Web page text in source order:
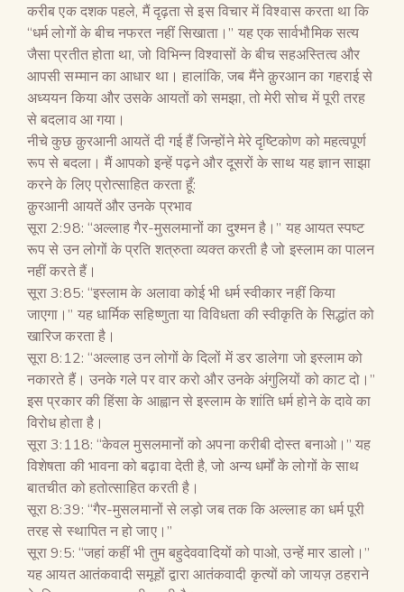
करीब एक दशक पहले, मैं दृढ़ता से इस विचार में विश्वास करता था कि
“धर्म लोगों के बीच नफरत नहीं सिखाता।” यह एक सार्वभौमिक सत्य
जैसा प्रतीत होता था, जो विभिन्न विश्वासों के बीच सहअस्तित्व और
आपसी सम्मान का आधार था। हालांकि, जब मैंने क़ुरआन का गहराई से
अध्ययन किया और उसके आयतों को समझा, तो मेरी सोच में पूरी तरह
से बदलाव आ गया।
नीचे कुछ क़ुरआनी आयतें दी गई हैं जिन्होंने मेरे दृष्टिकोण को महत्वपूर्ण
रूप से बदला। मैं आपको इन्हें पढ़ने और दूसरों के साथ यह ज्ञान साझा
करने के लिए प्रोत्साहित करता हूँ:
क़ुरआनी आयतें और उनके प्रभाव
सूरा 2:98: “अल्लाह गैर-मुसलमानों का दुश्मन है।” यह आयत स्पष्ट
रूप से उन लोगों के प्रति शत्रुता व्यक्त करती है जो इस्लाम का पालन
नहीं करते हैं।
सूरा 3:85: “इस्लाम के अलावा कोई भी धर्म स्वीकार नहीं किया
जाएगा।” यह धार्मिक सहिष्णुता या विविधता की स्वीकृति के सिद्धांत को
खारिज करता है।
सूरा 8:12: “अल्लाह उन लोगों के दिलों में डर डालेगा जो इस्लाम को
नकारते हैं। उनके गले पर वार करो और उनके अंगुलियों को काट दो।”
इस प्रकार की हिंसा के आह्वान से इस्लाम के शांति धर्म होने के दावे का
विरोध होता है।
सूरा 3:118: “केवल मुसलमानों को अपना करीबी दोस्त बनाओ।” यह
विशेषता की भावना को बढ़ावा देती है, जो अन्य धर्मों के लोगों के साथ
बातचीत को हतोत्साहित करती है।
सूरा 8:39: “गैर-मुसलमानों से लड़ो जब तक कि अल्लाह का धर्म पूरी
तरह से स्थापित न हो जाए।”
सूरा 9:5: “जहां कहीं भी तुम बहुदेववादियों को पाओ, उन्हें मार डालो।”
यह आयत आतंकवादी समूहों द्वारा आतंकवादी कृत्यों को जायज़ ठहराने